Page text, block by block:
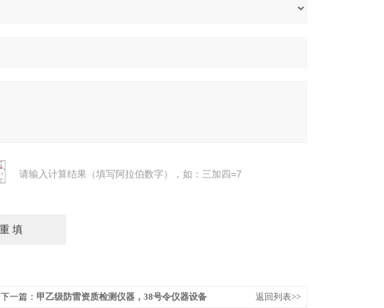
请输入计算结果（填写阿拉伯数字），如：三加四=7
下一篇： 甲乙级防雷资质检测仪器，38号令仪器设备 返回列表>>